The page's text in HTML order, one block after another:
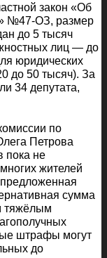
закон «Об
№47-ОЗ, размер
до 5 тысяч
лиц — до
юридических
до 50 тысяч). За
34 депутата,
по
Петрова
пока не
жителей
сумма
тяжёлым
штрафы могут
до